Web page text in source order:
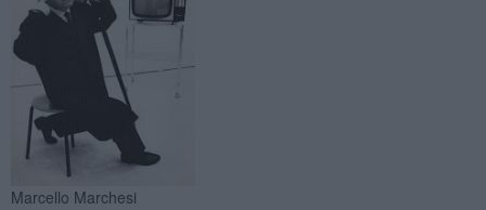
Marcello Marchesi